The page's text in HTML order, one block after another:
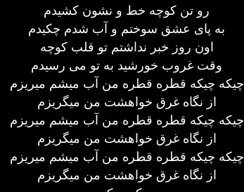
رو تن کوچه خط و نشون کشیدم
به پای عشق سوختم و آب شدم چکیدم
اون روز خبر نداشتم تو قلب کوچه
وقت غروب خورشید به تو می رسیدم
چیکه چیکه قطره قطره من آب میشم میریزم
از نگاه غرق خواهشت من میگریزم
چیکه چیکه قطره قطره من آب میشم میریزم
از نگاه غرق خواهشت من میگریزم
چیکه چیکه قطره قطره من آب میشم میریزم
از نگاه غرق خواهشت من میگریزم